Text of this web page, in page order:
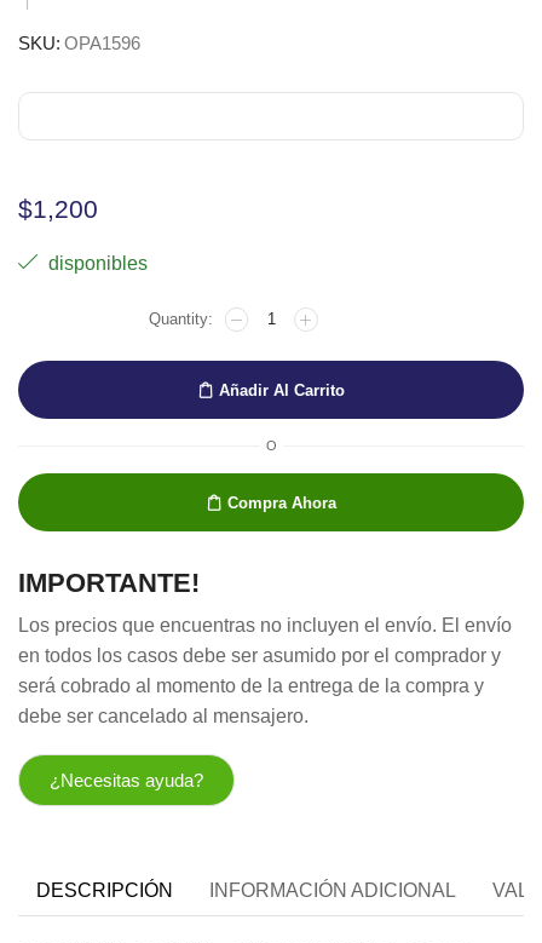
SKU: OPA1596
$1,200
disponibles
CARTULINA
OPALINA
180GR
1/4
cantidad
Añadir Al Carrito
O
Compra Ahora
IMPORTANTE!
Los precios que encuentras no incluyen el envío. El envío
en todos los casos debe ser asumido por el comprador y
será cobrado al momento de la entrega de la compra y
debe ser cancelado al mensajero.
¿Necesitas ayuda?
DESCRIPCIÓN INFORMACIÓN ADICIONAL